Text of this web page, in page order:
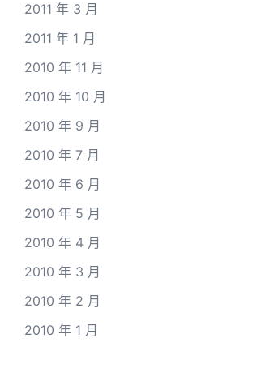
2011 年 3 月
2011 年 1 月
2010 年 11 月
2010 年 10 月
2010 年 9 月
2010 年 7 月
2010 年 6 月
2010 年 5 月
2010 年 4 月
2010 年 3 月
2010 年 2 月
2010 年 1 月